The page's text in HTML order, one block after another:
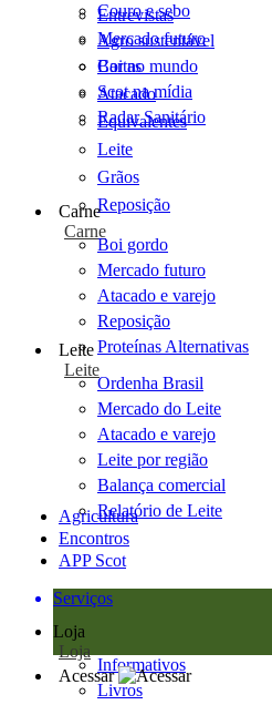
Entrevistas
Agro sustentável
Cartas
Scot na mídia
Radar Sanitário
Couro e sebo
Mercado futuro
Boi no mundo
Atacado
Equivalentes
Leite
Grãos
Reposição
Carne
Carne
Boi gordo
Mercado futuro
Atacado e varejo
Reposição
Proteínas Alternativas
Leite
Leite
Ordenha Brasil
Mercado do Leite
Atacado e varejo
Leite por região
Balança comercial
Relatório de Leite
Agricultura
Encontros
APP Scot
Serviços
Loja
Loja
Informativos
Livros
Acessar